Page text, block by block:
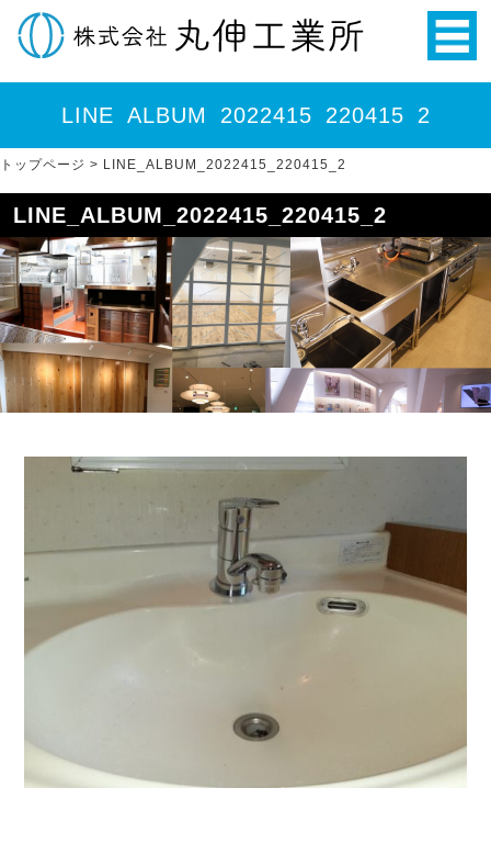
LINE_ALBUM_2022415_220415_2
トップページ > LINE_ALBUM_2022415_220415_2
LINE_ALBUM_2022415_220415_2